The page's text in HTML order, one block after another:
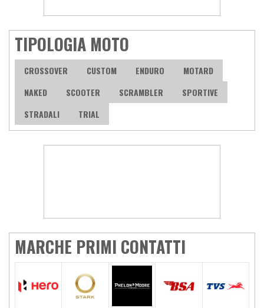
TIPOLOGIA MOTO
CROSSOVER CUSTOM ENDURO
MOTARD
NAKED
SCOOTER SCRAMBLER
SPORTIVE
STRADALI
TRIAL
MARCHE PRIMI CONTATTI